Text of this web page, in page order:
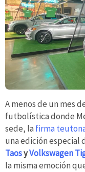
A menos de un mes
futbolística donde
sede, la firma
una edición especial
TaosyVolkswagen
la misma emoción